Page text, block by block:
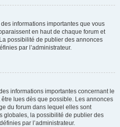
informations importantes que vous
en haut de chaque forum et
possibilité de publier des annonces
par l’administrateur.
informations importantes concernant le
lues dès que possible. Les annonces
du forum dans lequel elles sont
globales, la possibilité de publier des
par l’administrateur.